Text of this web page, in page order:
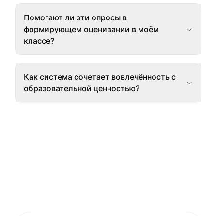
Помогают ли эти опросы в
формирующем оценивании в моём
классе?
Как система сочетает вовлечённость с
образовательной ценностью?